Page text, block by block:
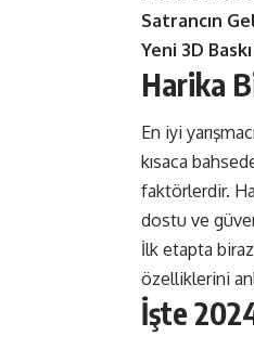
Satrancın
Yeni 3D
Harika
En iyi
kısaca
faktörlerdir.
dostu ve
İlk etapta
özelliklerini
İşte